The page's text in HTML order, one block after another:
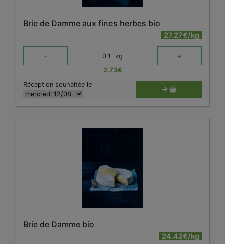
Brie de Damme aux fines herbes bio
27.27€/kg
- 0.1 kg +
2.73€
Réception souhaitée le
Brie de Damme bio
24.42€/kg